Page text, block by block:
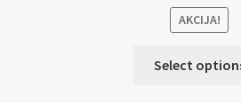
AKCIJA!
Select